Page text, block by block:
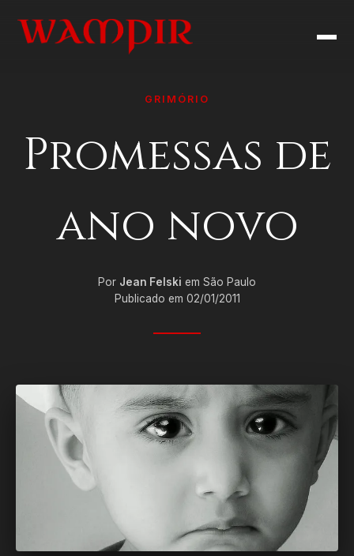
GRIMÓRIO
Promessas de
ano novo
Por Jean Felski em São Paulo
Publicado em 02/01/2011